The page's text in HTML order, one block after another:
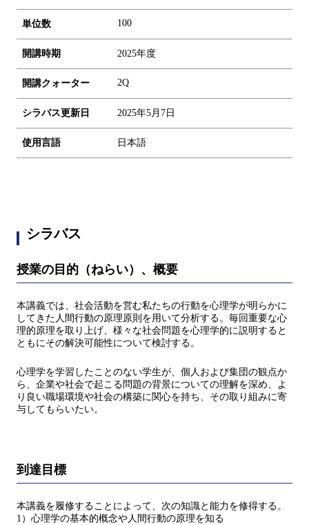
単位数 100
開講時期 2025年度
開講クォーター 2Q
シラバス更新日 2025年5月7日
使用言語 日本語
シラバス
授業の目的（ねらい）、概要
本講義では、社会活動を営む私たちの行動を心理学が明らかに
してきた人間行動の原理原則を用いて分析する。毎回重要な心
理的原理を取り上げ、様々な社会問題を心理学的に説明すると
ともにその解決可能性について検討する。
心理学を学習したことのない学生が、個人および集団の観点か
ら、企業や社会で起こる問題の背景についての理解を深め、よ
り良い職場環境や社会の構築に関心を持ち、その取り組みに寄
与してもらいたい。
到達目標
本講義を履修することによって、次の知識と能力を修得する。
1）心理学の基本的概念や人間行動の原理を知る